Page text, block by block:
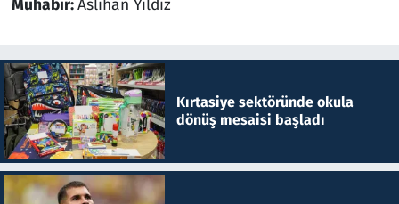
Muhabir:Aslıhan Yıldız
Kırtasiye sektöründe okula
dönüş mesaisi başladı